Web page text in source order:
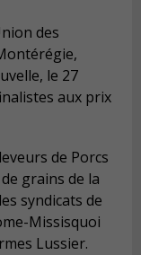
des
le 27
aux prix
de Porcs
grains de la
syndicats de
Missisquoi
Lussier.